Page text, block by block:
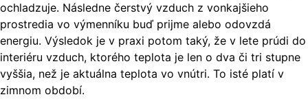
ochladzuje. Následne čerstvý vzduch z vonkajšieho
prostredia vo výmenníku buď prijme alebo odovzdá
energiu. Výsledok je v praxi potom taký, že v lete prúdi do
interiéru vzduch, ktorého teplota je len o dva či tri stupne
vyššia, než je aktuálna teplota vo vnútri. To isté platí v
zimnom období.